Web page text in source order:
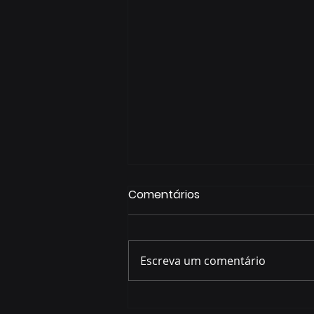
Comentários
Escreva um comentário